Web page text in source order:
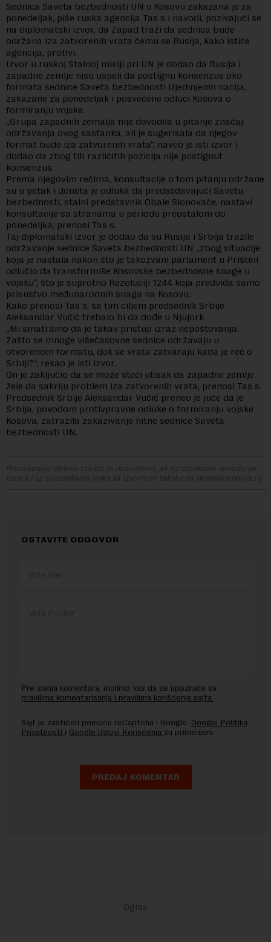
Sednica Saveta bezbednosti UN o Kosovu zakazana je za
ponedeljak, piše ruska agencija Tas s i navodi, pozivajući se
na diplomatski izvor, da Zapad traži da sednica bude
održana iza zatvorenih vrata čemu se Rusija, kako ističe
agencija, protivi.
Izvor u ruskoj Stalnoj misiji pri UN je dodao da Rusija i
zapadne zemlje nisu uspeli da postignu konsenzus oko
formata sednice Saveta bezbednosti Ujedinjenih nacija,
zakazane za ponedeljak i posvećene odluci Kosova o
formiranju vojske.
„Grupa zapadnih zemalja nije dovodila u pitanje značaj
održavanja ovog sastanka, ali je sugerisala da njegov
format bude iza zatvorenih vrata“, naveo je isti izvor i
dodao da zbog tih različitih pozicija nije postignut
konsenzus.
Prema njegovim rečima, konsultacije o tom pitanju održane
su u petak i doneta je odluka da predsedavajući Savetu
bezbednosti, stalni predstavnik Obale Slonovače, nastavi
konsultacije sa stranama u periodu preostalom do
ponedeljka, prenosi Tas s.
Taj diplomatski izvor je dodao da su Rusija i Srbija tražile
održavanje sednice Saveta bezbednosti UN „zbog situacije
koja je nastala nakon što je takozvani parlament u Prištini
odlučio da transformiše Kosovske bezbednosne snage u
vojsku“, što je suprotno Rezoluciji 1244 koja predviđa samo
prisustvo međunarodnih snaga na Kosovu.
Kako prenosi Tas s, sa tim ciljem predsednik Srbije
Aleksandar Vučić trebalo bi da dođe u Njujork.
„Mi smatramo da je takav pristup izraz nepoštovanja.
Zašto se mnoge višečasovne sednice održavaju u
otvorenom formatu, dok se vrata zatvaraju kada je reč o
Srbiji?“, rekao je isti izvor.
On je zaključio da se može steći utisak da zapadne zemlje
žele da sakriju problem iza zatvorenih vrata, prenosi Tas s.
Predsednik Srbije Aleksandar Vučić preneo je juče da je
Srbija, povodom protivpravne odluke o formiranju vojske
Kosova, zatražila zakazivanje hitne sednice Saveta
bezbednosti UN.
Preuzimanje delova teksta je dozvoljeno, ali uz obavezno navođenje
izvora i uz postavljanje linka ka izvornom tekstu na novaekonomija.rs
OSTAVITE ODGOVOR
Pre slanja komentara, molimo vas da se upoznate sa
pravilima komentarisanja i pravilima korišćenja sajta.
Sajt je zaštićen pomocu reCaptcha i Google. Google Politika
Privatnosti i Google Uslovi Korišćenja su primenjeni.